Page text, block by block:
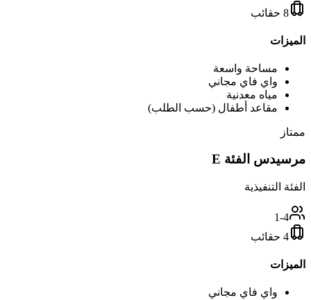
8 حقائب
الميزات
مساحة واسعة
واي فاي مجاني
مياه معدنية
مقاعد أطفال (حسب الطلب)
ممتاز
مرسيدس الفئة E
الفئة التنفيذية
1-4
4 حقائب
الميزات
واي فاي مجاني